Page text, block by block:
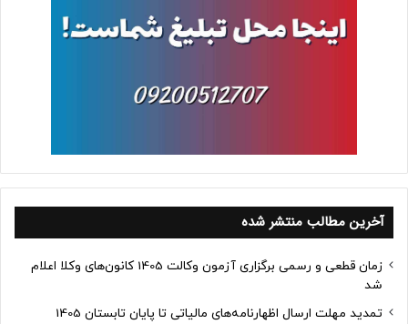
آخرین مطالب منتشر شده
زمان قطعی و رسمی برگزاری آزمون وکالت 1405 کانون‌های وکلا اعلام
شد
تمدید مهلت ارسال اظهارنامه‌های مالیاتی تا پایان تابستان 1405